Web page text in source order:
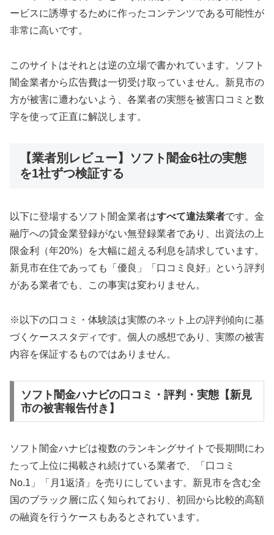
ービスに誘導するために作ったコンテンツである可能性が
非常に高いです。
このサイトはそれとは逆の立場で書かれています。ソフト
闇金業者から広告費は一切受け取っていません。新見市の
方が被害に遭わないよう、各業者の実態を被害口コミと数
字を使って正直に解説します。
【業者別レビュー】ソフト闇金6社の実態
を1社ずつ検証する
以下に登場するソフト闇金業者はすべて違法業者です。金
融庁への貸金業登録がない無登録業者であり、出資法の上
限金利（年20%）を大幅に超える利息を請求しています。
新見市在住であっても「優良」「口コミ良好」という評判
がある業者でも、この事実は変わりません。
※以下の口コミ・体験談は実際のネット上の評判傾向に基
づくケーススタディです。個人の感想であり、実際の被害
内容を保証するものではありません。
ソフト闇金ハナビの口コミ・評判・実態【新見
市の被害報告付き】
ソフト闇金ハナビは複数のランキングサイトで長期間にわ
たって上位に掲載され続けている業者で、「口コミ
No.1」「月1返済」を売りにしています。新見市を含む全
国のブラック層に広く知られており、初回から比較的高額
の融資を行うケースもあるとされています。